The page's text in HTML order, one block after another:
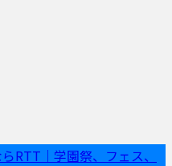
RTT｜学園祭、フェス、